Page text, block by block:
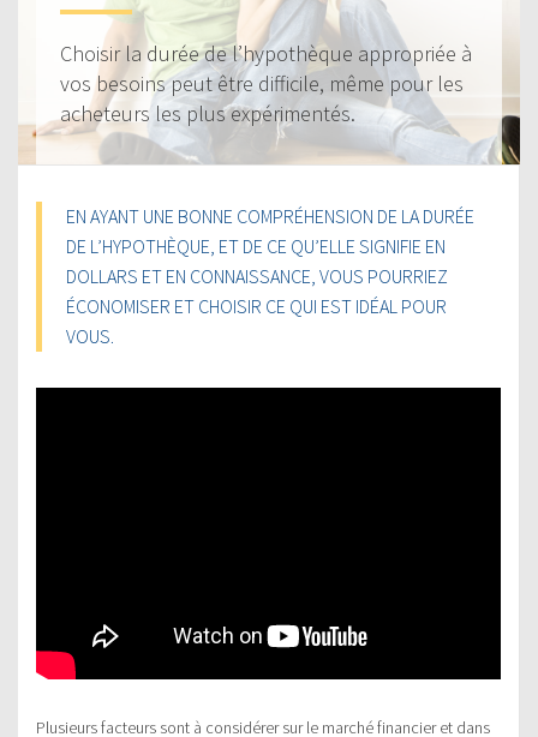
Choisir la durée de l’hypothèque appropriée à
vos besoins peut être difficile, même pour les
acheteurs les plus expérimentés.
EN AYANT UNE BONNE COMPRÉHENSION DE LA DURÉE
DE L’HYPOTHÈQUE, ET DE CE QU’ELLE SIGNIFIE EN
DOLLARS ET EN CONNAISSANCE, VOUS POURRIEZ
ÉCONOMISER ET CHOISIR CE QUI EST IDÉAL POUR
VOUS.
Plusieurs facteurs sont à considérer sur le marché financier et dans